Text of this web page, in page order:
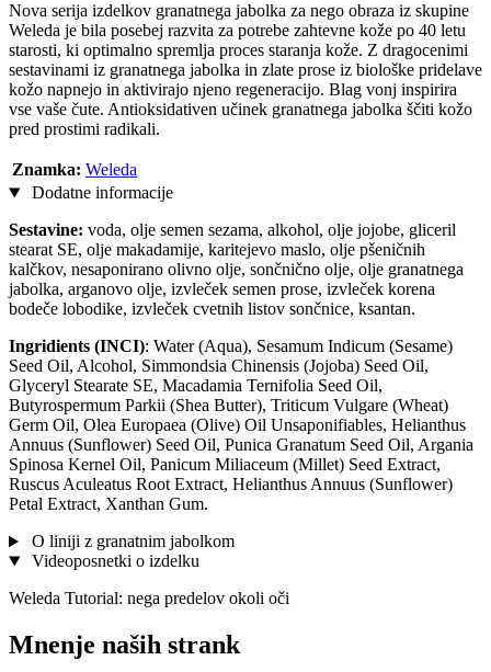
Nova serija izdelkov granatnega jabolka za nego obraza iz skupine
Weleda je bila posebej razvita za potrebe zahtevne kože po 40 letu
starosti, ki optimalno spremlja proces staranja kože. Z dragocenimi
sestavinami iz granatnega jabolka in zlate prose iz biološke pridelave
kožo napnejo in aktivirajo njeno regeneracijo. Blag vonj inspirira
vse vaše čute. Antioksidativen učinek granatnega jabolka ščiti kožo
pred prostimi radikali.
Znamka: Weleda
Dodatne informacije
Sestavine: voda, olje semen sezama, alkohol, olje jojobe, gliceril
stearat SE, olje makadamije, karitejevo maslo, olje pšeničnih
kalčkov, nesaponirano olivno olje, sončnično olje, olje granatnega
jabolka, arganovo olje, izvleček semen prose, izvleček korena
bodeče lobodike, izvleček cvetnih listov sončnice, ksantan.
Ingridients (INCI): Water (Aqua), Sesamum Indicum (Sesame)
Seed Oil, Alcohol, Simmondsia Chinensis (Jojoba) Seed Oil,
Glyceryl Stearate SE, Macadamia Ternifolia Seed Oil,
Butyrospermum Parkii (Shea Butter), Triticum Vulgare (Wheat)
Germ Oil, Olea Europaea (Olive) Oil Unsaponifiables, Helianthus
Annuus (Sunflower) Seed Oil, Punica Granatum Seed Oil, Argania
Spinosa Kernel Oil, Panicum Miliaceum (Millet) Seed Extract,
Ruscus Aculeatus Root Extract, Helianthus Annuus (Sunflower)
Petal Extract, Xanthan Gum.
O liniji z granatnim jabolkom
Videoposnetki o izdelku
Weleda Tutorial: nega predelov okoli oči
Mnenje naših strank